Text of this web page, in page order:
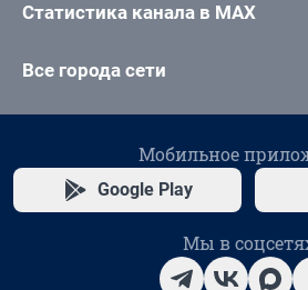
Статистика канала в MAX
Все города сети
Мобильное
Google Play
Мы в